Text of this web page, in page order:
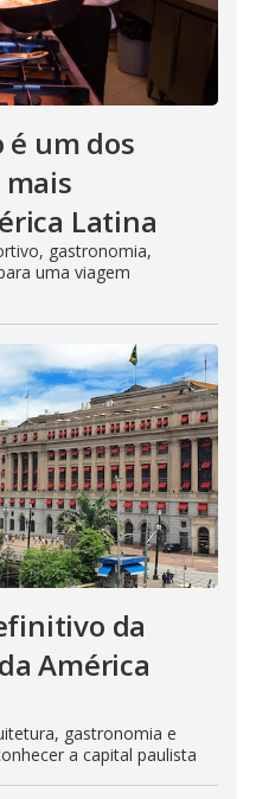
é um dos
Latina
gastronomia,
uma viagem
da
América
gastronomia e
a capital paulista